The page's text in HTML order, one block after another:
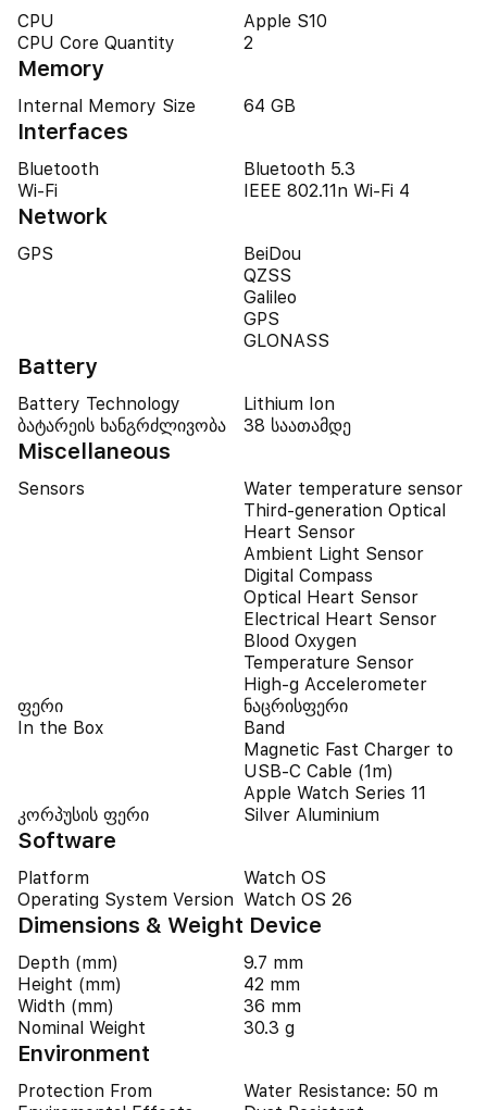
CPU
Apple S10
CPU Core Quantity
2
Memory
Internal Memory Size 64 GB
Interfaces
Bluetooth
Bluetooth 5.3
Wi-Fi
IEEE 802.11n Wi-Fi 4
Network
GPS
BeiDou
QZSS
Galileo
GPS
GLONASS
Battery
Battery Technology
Lithium Ion
ბატარეის ხანგრძლივობა
38 საათამდე
Miscellaneous
Sensors
Water temperature sensor
Third-generation Optical
Heart Sensor
Ambient Light Sensor
Digital Compass
Optical Heart Sensor
Electrical Heart Sensor
Blood Oxygen
Temperature Sensor
High-g Accelerometer
ფერი
ნაცრისფერი
In the Box
Band
Magnetic Fast Charger to
USB‑C Cable (1m)
Apple Watch Series 11
კორპუსის ფერი
Silver Aluminium
Software
Platform
Watch OS
Operating System Version Watch OS 26
Dimensions & Weight Device
Depth (mm)
9.7 mm
Height (mm)
42 mm
Width (mm)
36 mm
Nominal Weight
30.3 g
Environment
Protection From
Water Resistance: 50 m